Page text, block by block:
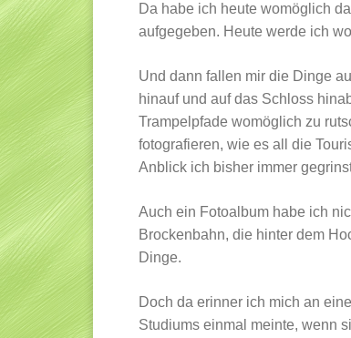
Da habe ich heute womöglich
aufgegeben. Heute werde ich
Und dann fallen mir die Dinge
hinauf und auf das Schloss
Trampelpfade womöglich zu
fotografieren, wie es all die
Anblick ich bisher immer
Auch ein Fotoalbum habe ich
Brockenbahn, die hinter dem
Dinge.
Doch da erinner ich mich an
Studiums einmal meinte, wenn